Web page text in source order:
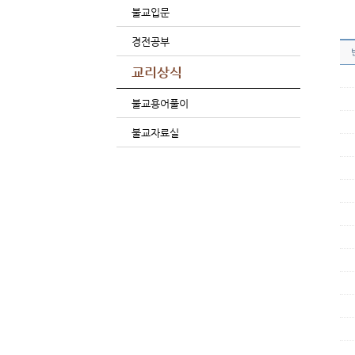
불교입문
경전공부
교리상식
불교용어풀이
불교자료실